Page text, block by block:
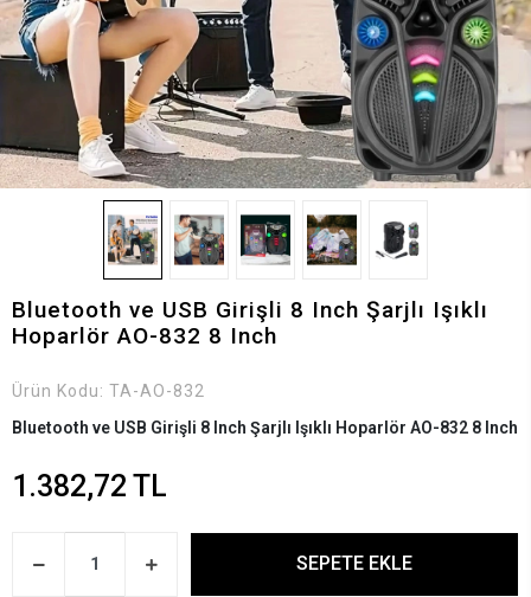
Bluetooth ve USB Girişli 8 Inch Şarjlı Işıklı
Hoparlör AO-832 8 Inch
Ürün Kodu: TA-AO-832
Bluetooth ve USB Girişli 8 Inch Şarjlı Işıklı Hoparlör AO-832 8 Inch
1.382,72 TL
SEPETE EKLE